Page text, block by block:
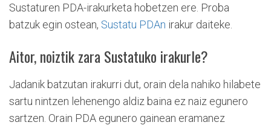
Sustaturen PDA-irakurketa hobetzen ere. Proba
batzuk egin ostean, Sustatu PDAn irakur daiteke.
Aitor, noiztik zara Sustatuko irakurle?
Jadanik batzutan irakurri dut, orain dela nahiko hilabete
sartu nintzen lehenengo aldiz baina ez naiz egunero
sartzen. Orain PDA egunero gainean eramanez